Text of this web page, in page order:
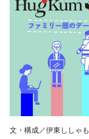
文・構成／伊東ししゃも